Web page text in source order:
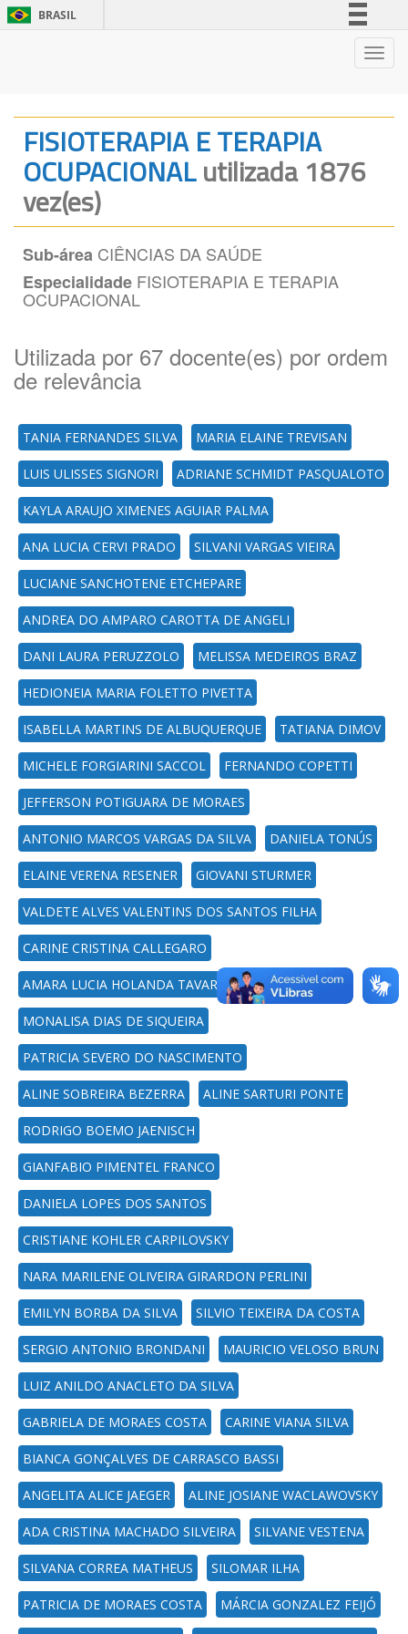
BRASIL
Legislação
Canais
FISIOTERAPIA E TERAPIA
OCUPACIONALutilizada 1876
vez(es)
Sub-área CIÊNCIAS DA SAÚDE
Especialidade FISIOTERAPIA E TERAPIA
OCUPACIONAL
Utilizada por 67 docente(es) por ordem
de relevância
TANIA FERNANDES SILVA MARIA ELAINE TREVISAN
LUIS ULISSES SIGNORI ADRIANE SCHMIDT PASQUALOTO
KAYLA ARAUJO XIMENES AGUIAR PALMA
ANA LUCIA CERVI PRADO SILVANI VARGAS VIEIRA
LUCIANE SANCHOTENE ETCHEPARE
ANDREA DO AMPARO CAROTTA DE ANGELI
DANI LAURA PERUZZOLO MELISSA MEDEIROS BRAZ
HEDIONEIA MARIA FOLETTO PIVETTA
ISABELLA MARTINS DE ALBUQUERQUE TATIANA DIMOV
MICHELE FORGIARINI SACCOL FERNANDO COPETTI
JEFFERSON POTIGUARA DE MORAES
ANTONIO MARCOS VARGAS DA SILVA DANIELA TONÚS
ELAINE VERENA RESENER GIOVANI STURMER
VALDETE ALVES VALENTINS DOS SANTOS FILHA
CARINE CRISTINA CALLEGARO
AMARA LUCIA HOLANDA TAVARES BATTISTEL
MONALISA DIAS DE SIQUEIRA
PATRICIA SEVERO DO NASCIMENTO
ALINE SOBREIRA BEZERRA ALINE SARTURI PONTE
RODRIGO BOEMO JAENISCH
GIANFABIO PIMENTEL FRANCO
DANIELA LOPES DOS SANTOS
CRISTIANE KOHLER CARPILOVSKY
NARA MARILENE OLIVEIRA GIRARDON PERLINI
EMILYN BORBA DA SILVA SILVIO TEIXEIRA DA COSTA
SERGIO ANTONIO BRONDANI MAURICIO VELOSO BRUN
LUIZ ANILDO ANACLETO DA SILVA
GABRIELA DE MORAES COSTA CARINE VIANA SILVA
BIANCA GONÇALVES DE CARRASCO BASSI
ANGELITA ALICE JAEGER ALINE JOSIANE WACLAWOVSKY
ADA CRISTINA MACHADO SILVEIRA SILVANE VESTENA
SILVANA CORREA MATHEUS SILOMAR ILHA
PATRICIA DE MORAES COSTA MÁRCIA GONZALEZ FEIJÓ